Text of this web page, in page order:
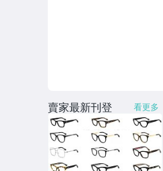
賣家最新刊登 看更多